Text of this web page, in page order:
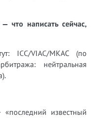
что написать сейчас,
ICC/VIAC/МКАС (по
нейтральная
известный